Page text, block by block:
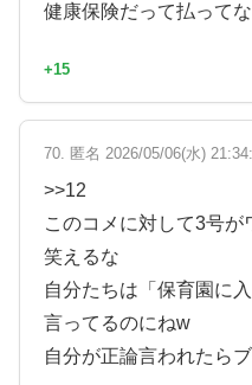
健康保険だって払ってな
+15
70. 匿名 2026/05/06(水)
>>12
このコメに対して3号
笑えるな
自分たちは「保育園に
言ってるのにねw
自分が正論言われたら